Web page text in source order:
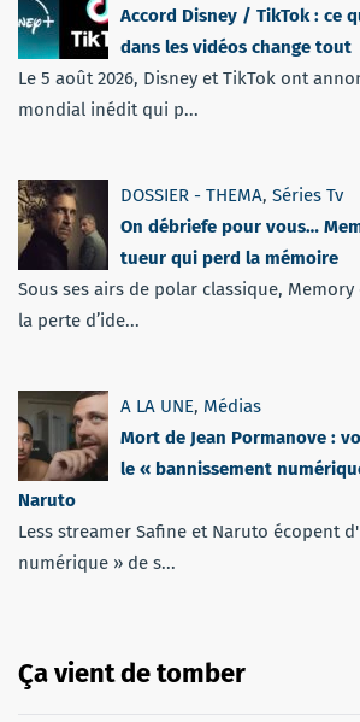
Accord Disney / TikTok : ce
dans les vidéos change tout
Le 5 août 2026, Disney et TikTok ont
mondial inédit qui p...
DOSSIER - THEMA, Séries Tv
On débriefe pour vous…
tueur qui perd la mémoire
Sous ses airs de polar classique,
la perte d’ide...
A LA UNE, Médias
Mort de Jean Pormanove :
le « bannissement
Naruto
Less streamer Safine et Naruto écopent
numérique » de s...
Ça vient de tomber